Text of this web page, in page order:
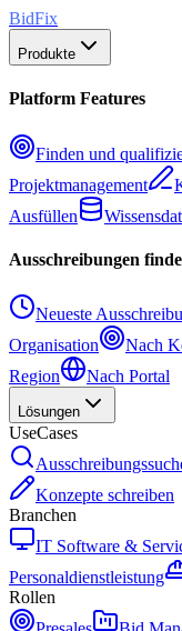
BidFix
Produkte
Platform Features
Finden und
Projektmanagement
Ausfüllen
Ausschreibungen
Neueste
Organisation
Nach
Region
Nach Portal
Lösungen
UseCases
Konzepte schreiben
Branchen
IT Software &
Personaldienstleistung
Rollen